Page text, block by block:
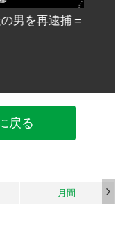
男を再逮捕＝
戻る
月間